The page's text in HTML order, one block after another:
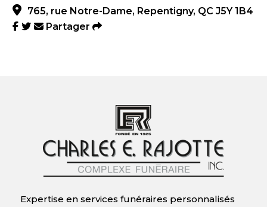
765, rue Notre-Dame, Repentigny, QC J5Y 1B4
Partager
Expertise en services funéraires personnalisés